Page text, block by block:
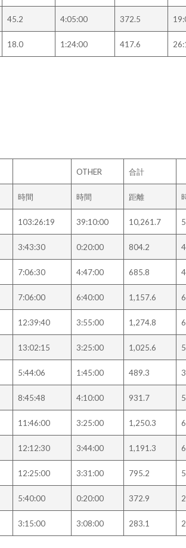
45.2 4:05:00 372.5
18.0 1:24:00 417.6
OTHER 合計
時間 時間 距離
103:26:19 39:10:00 10,261.7
3:43:30 0:20:00 804.2
7:06:30 4:47:00 685.8
7:06:00 6:40:00 1,157.6
12:39:40 3:55:00 1,274.8
13:02:15 3:25:00 1,025.6
5:44:06 1:45:00 489.3
8:45:48 4:10:00 931.7
11:46:00 3:25:00 1,250.3
12:12:30 3:44:00 1,191.3
12:25:00 3:31:00 795.2
5:40:00 0:20:00 372.9
3:15:00 3:08:00 283.1